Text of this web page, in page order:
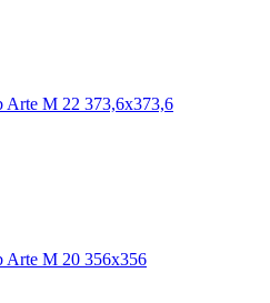
Arte М 22 373,6х373,6
Arte М 20 356х356